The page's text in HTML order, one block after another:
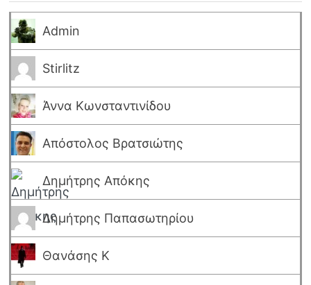
Admin
Stirlitz
Άννα Κωνσταντινίδου
Απόστολος Βρατσιώτης
Δημήτρης Απόκης
Δημήτρης Παπασωτηρίου
Θανάσης Κ